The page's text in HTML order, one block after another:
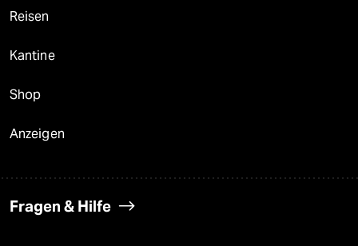
Reisen
Kantine
Shop
Anzeigen
Fragen & Hilfe